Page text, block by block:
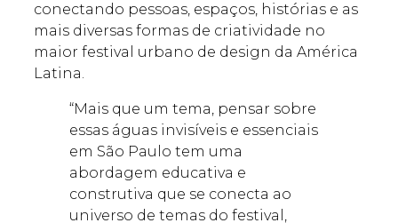
conectando pessoas, espaços, histórias e as
mais diversas formas de criatividade no
maior festival urbano de design da América
Latina.
“Mais que um tema, pensar sobre
essas águas invisíveis e essenciais
em São Paulo tem uma
abordagem educativa e
construtiva que se conecta ao
universo de temas do festival,